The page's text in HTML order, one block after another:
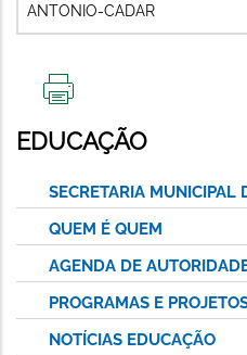
ANTONIO-CADAR
ESTA
PÁGINA
EDUCAÇÃO
SECRETARIA MUNICIPAL
QUEM É QUEM
AGENDA DE
PROGRAMAS E
NOTÍCIAS EDUCAÇÃO